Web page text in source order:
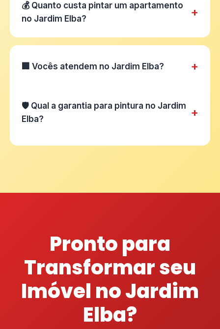
💰 Quanto custa pintar um apartamento
no Jardim Elba?
+
🏢 Vocês atendem no Jardim Elba? +
🛡️ Qual a garantia para pintura no Jardim
Elba?
+
Pronto para
Transformar seu
Imóvel no Jardim
Elba?